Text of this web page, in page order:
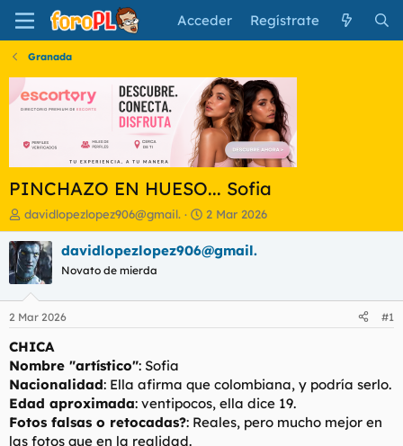
Acceder Regístrate
Granada
PINCHAZO EN HUESO... Sofia
I
n
i
c
i
a
d
o
r
e
l
t
e
m
davidlopezlopez906@gmail.
F
e
c
h
i
i
o
2 Mar 2026
davidlopezlopez906@gmail.
Novato de mierda
2 Mar 2026 #1
CHICA
Nombre "artístico": Sofia
Nacionalidad: Ella afirma que colombiana, y podría serlo.
Edad aproximada: ventipocos, ella dice 19.
Fotos falsas o retocadas?: Reales, pero mucho mejor en
las fotos que en la realidad.